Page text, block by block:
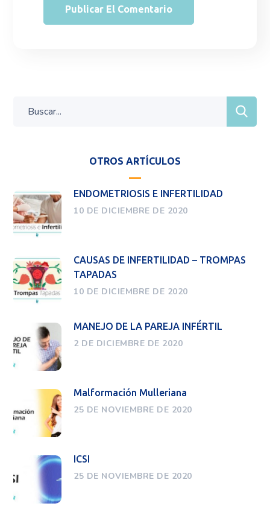
OTROS ARTÍCULOS
ENDOMETRIOSIS E INFERTILIDAD
10 DE DICIEMBRE DE 2020
CAUSAS DE INFERTILIDAD – TROMPAS
TAPADAS
10 DE DICIEMBRE DE 2020
MANEJO DE LA PAREJA INFÉRTIL
2 DE DICIEMBRE DE 2020
Malformación Mulleriana
25 DE NOVIEMBRE DE 2020
ICSI
25 DE NOVIEMBRE DE 2020